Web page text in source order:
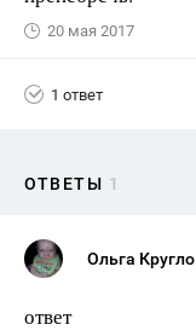
20 мая 2017
1 ответ
ОТВЕТЫ 1
Ольга Кругло
ответ